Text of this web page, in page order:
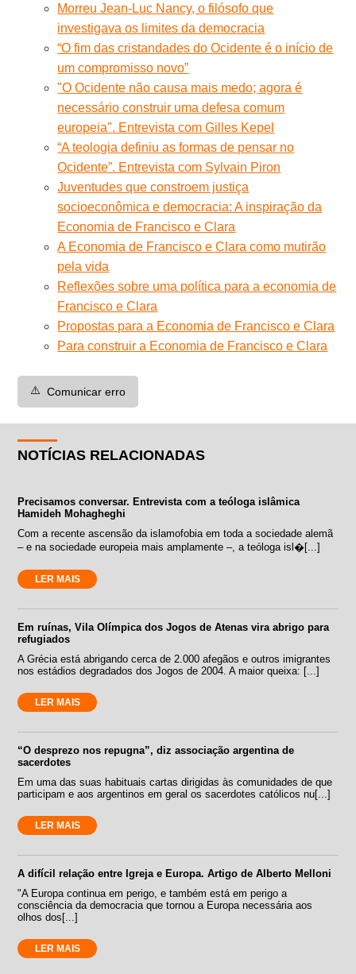
Morreu Jean-Luc Nancy, o filósofo que
investigava os limites da democracia
“O fim das cristandades do Ocidente é o início de
um compromisso novo”
"O Ocidente não causa mais medo; agora é
necessário construir uma defesa comum
europeia". Entrevista com Gilles Kepel
“A teologia definiu as formas de pensar no
Ocidente”. Entrevista com Sylvain Piron
Juventudes que constroem justiça
socioeconômica e democracia: A inspiração da
Economia de Francisco e Clara
A Economia de Francisco e Clara como mutirão
pela vida
Reflexões sobre uma política para a economia de
Francisco e Clara
Propostas para a Economia de Francisco e Clara
Para construir a Economia de Francisco e Clara
⚠️ Comunicar erro
NOTÍCIAS RELACIONADAS
Precisamos conversar. Entrevista com a teóloga islâmica
Hamideh Mohagheghi
Com a recente ascensão da islamofobia em toda a sociedade alemã
– e na sociedade europeia mais amplamente –, a teóloga isl�[...]
LER MAIS
Em ruínas, Vila Olímpica dos Jogos de Atenas vira abrigo para
refugiados
A Grécia está abrigando cerca de 2.000 afegãos e outros imigrantes
nos estádios degradados dos Jogos de 2004. A maior queixa: [...]
LER MAIS
“O desprezo nos repugna”, diz associação argentina de
sacerdotes
Em uma das suas habituais cartas dirigidas às comunidades de que
participam e aos argentinos em geral os sacerdotes católicos nu[...]
LER MAIS
A difícil relação entre Igreja e Europa. Artigo de Alberto Melloni
"A Europa continua em perigo, e também está em perigo a
consciência da democracia que tornou a Europa necessária aos
olhos dos[...]
LER MAIS